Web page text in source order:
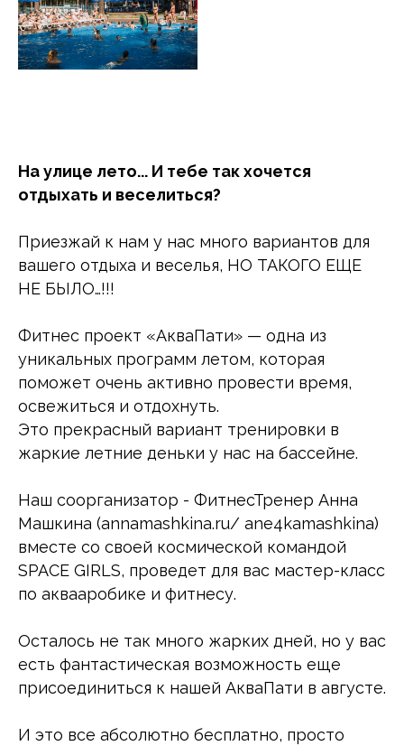
На улице лето... И тебе так хочется
отдыхать и веселиться?
Приезжай к нам у нас много вариантов для
вашего отдыха и веселья, НО ТАКОГО ЕЩЕ
НЕ БЫЛО…!!!
Фитнес проект «АкваПати» — одна из
уникальных программ летом, которая
поможет очень активно провести время,
освежиться и отдохнуть.
Это прекрасный вариант тренировки в
жаркие летние деньки у нас на бассейне.
Наш соорганизатор - ФитнесТренер Анна
Машкина (annamashkina.ru/ ane4kamashkina)
вместе со своей космической командой
SPACE GIRLS, проведет для вас мастер-класс
по аквааробике и фитнесу.
Осталось не так много жарких дней, но у вас
есть фантастическая возможность еще
присоединиться к нашей АкваПати в августе.
И это все абсолютно бесплатно, просто